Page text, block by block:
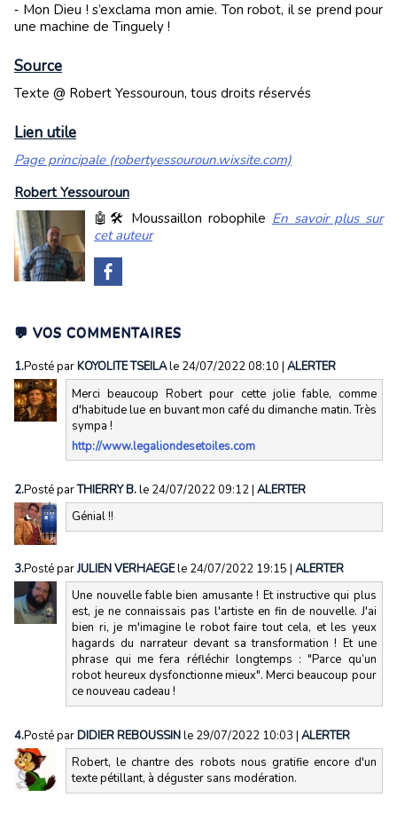
‑ Mon Dieu ! s’exclama mon amie. Ton robot, il se prend pour
une machine de Tinguely !
Source
Texte @ Robert Yessouroun, tous droits réservés
Lien utile
Page principale (robertyessouroun.wixsite.com)
Robert Yessouroun
🤖🛠️ Moussaillon robophile En savoir plus sur
cet auteur
💬 VOS COMMENTAIRES
1.Posté parKOYOLITE TSEILAle 24/07/2022 08:10 | ALERTER
Merci beaucoup Robert pour cette jolie fable, comme
d'habitude lue en buvant mon café du dimanche matin. Très
sympa !
http://www.legaliondesetoiles.com
2.Posté parTHIERRY B.le 24/07/2022 09:12| ALERTER
Génial !!
3.Posté parJULIEN VERHAEGEle 24/07/2022 19:15 | ALERTER
Une nouvelle fable bien amusante ! Et instructive qui plus
est, je ne connaissais pas l'artiste en fin de nouvelle. J'ai
bien ri, je m'imagine le robot faire tout cela, et les yeux
hagards du narrateur devant sa transformation ! Et une
phrase qui me fera réfléchir longtemps : "Parce qu’un
robot heureux dysfonctionne mieux". Merci beaucoup pour
ce nouveau cadeau !
4.Posté parDIDIER REBOUSSINle 29/07/2022 10:03 | ALERTER
Robert, le chantre des robots nous gratifie encore d'un
texte pétillant, à déguster sans modération.